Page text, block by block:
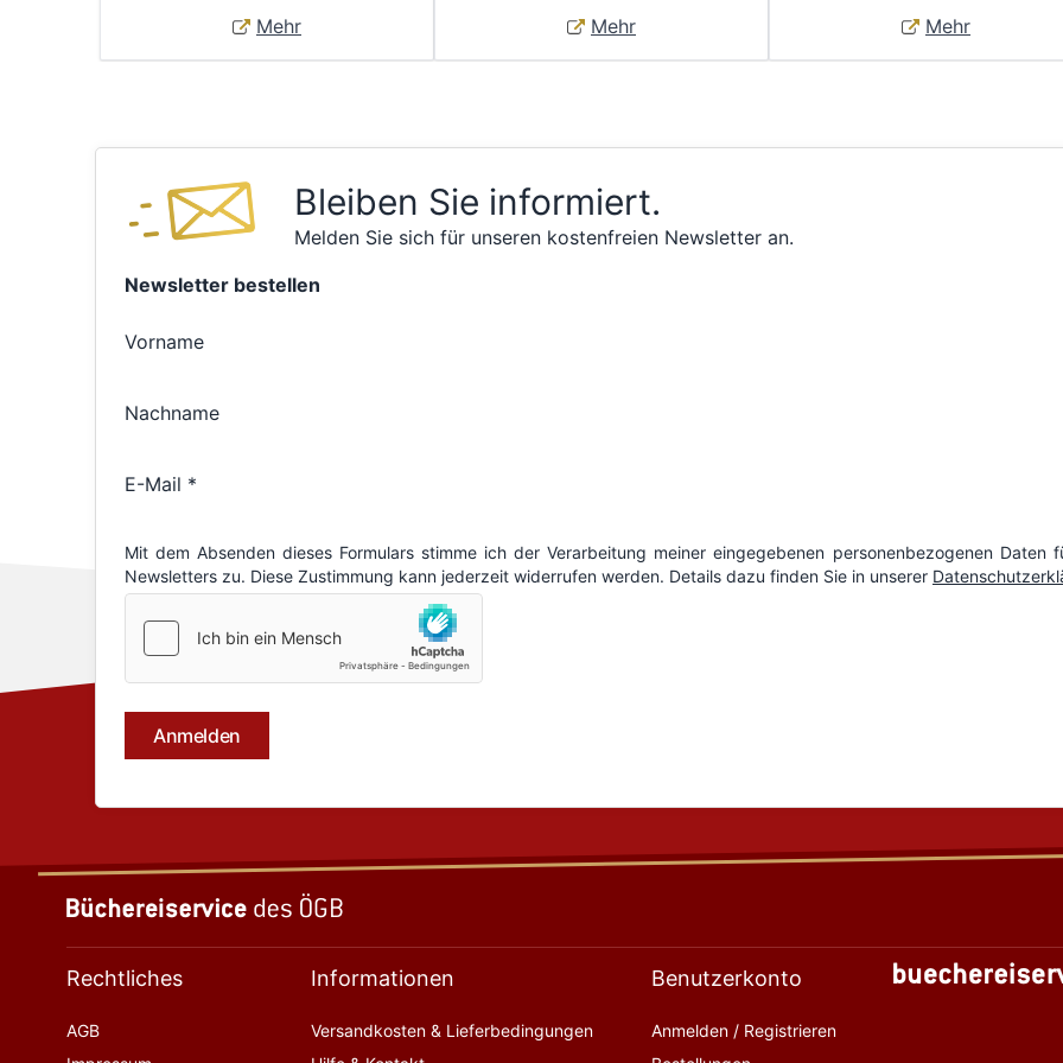
Mehr Mehr Mehr
Bleiben Sie informiert.
Melden Sie sich für unseren kostenfreien Newsletter an.
Rechtliches
AGB
Informationen
Versandkosten & Lieferbedingungen
Benutzerkonto
Anmelden / Registrieren